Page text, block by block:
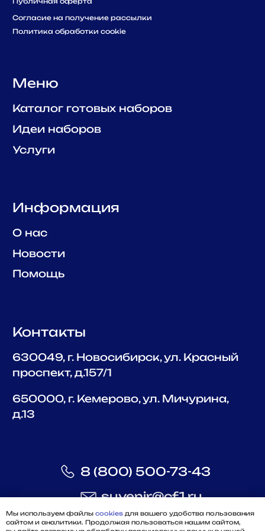
8 (800) 500-73-43
Мы используем файлы cookies для вашего удобства пользования
сайтом и аналитики. Продолжая пользоваться нашим сайтом,